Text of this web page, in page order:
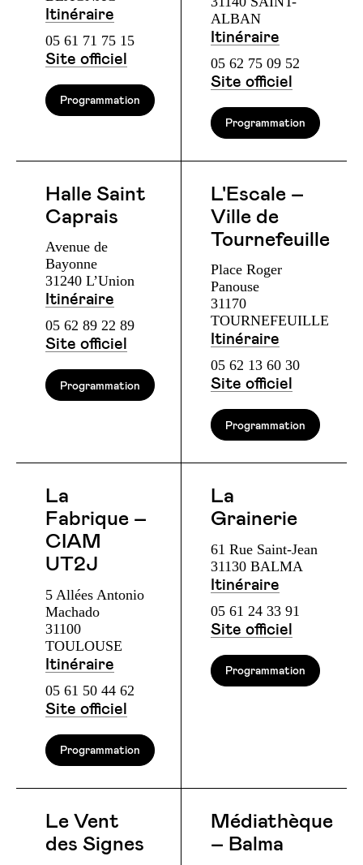
Itinéraire
05 61 71 75 15
Site officiel
Programmation
ALBAN
Itinéraire
05 62 75 09 52
Site officiel
Programmation
Halle Saint
Caprais
Avenue de
Bayonne
31240 L’Union
Itinéraire
05 62 89 22 89
Site officiel
Programmation
L'Escale –
Ville de
Tournefeuille
Place Roger
Panouse
31170
TOURNEFEUILLE
Itinéraire
05 62 13 60 30
Site officiel
Programmation
La
Fabrique –
CIAM
UT2J
5 Allées Antonio
Machado
31100
TOULOUSE
Itinéraire
05 61 50 44 62
Site officiel
Programmation
La
Grainerie
61 Rue Saint-Jean
31130 BALMA
Itinéraire
05 61 24 33 91
Site officiel
Programmation
Le Vent
des Signes
Médiathèque
– Balma